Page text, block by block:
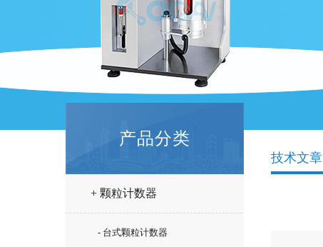
产品分类
+ 颗粒计数器
- 台式颗粒计数器
技术文章